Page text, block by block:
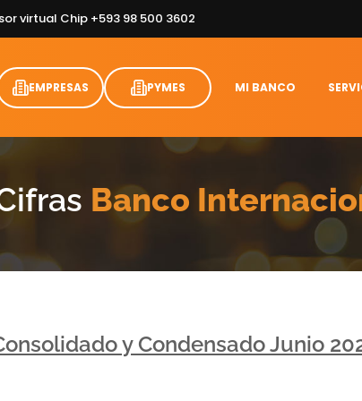
virtual Chip +593 98 500 3602
EMPRESAS PYMES MI BANCO
Banco
y Condensado Junio